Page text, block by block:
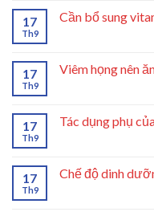
17
Th9
Cần bổ sung
17
Th9
Viêm họng nên
17
Th9
Tác dụng phụ
17
Th9
Chế độ dinh